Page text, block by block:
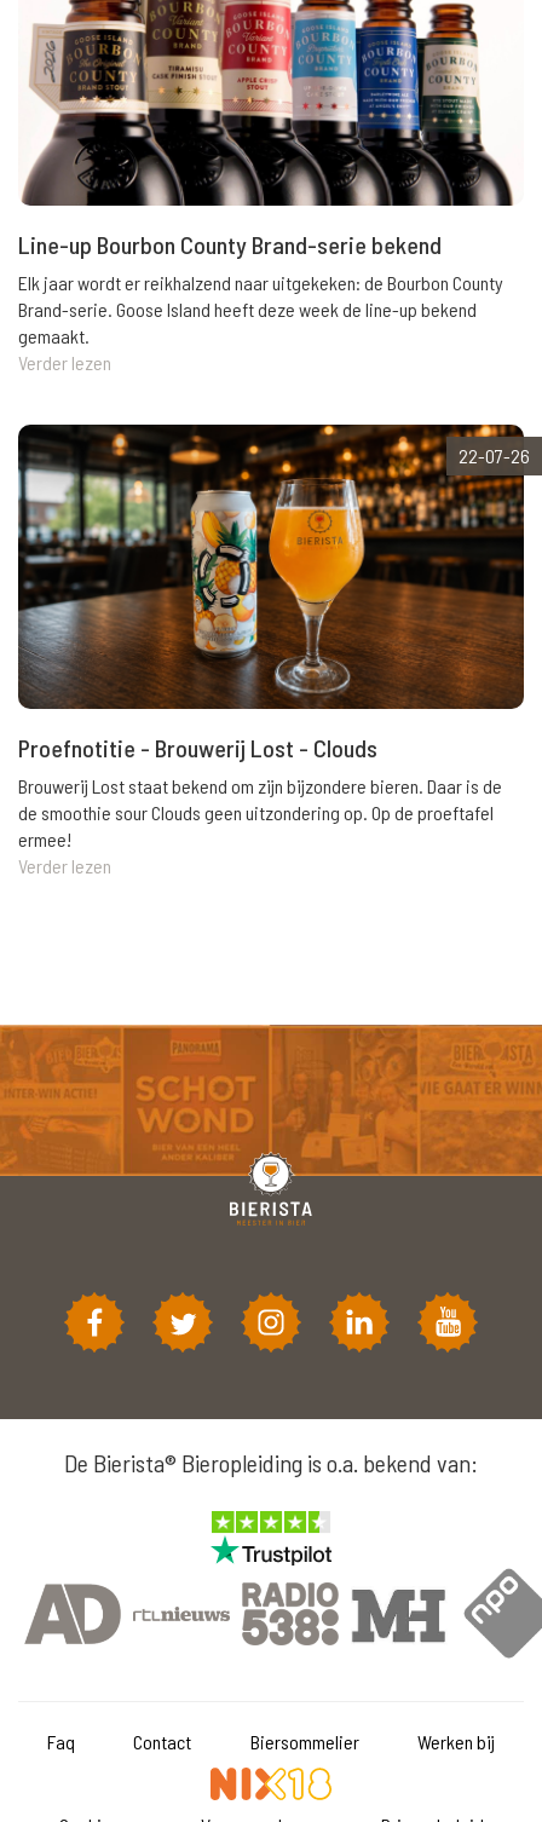
Line-up Bourbon County Brand-serie bekend
Elk jaar wordt er reikhalzend naar uitgekeken: de Bourbon County
Brand-serie. Goose Island heeft deze week de line-up bekend
gemaakt.
Verder lezen
22-07-26
Proefnotitie - Brouwerij Lost - Clouds
Brouwerij Lost staat bekend om zijn bijzondere bieren. Daar is de
de smoothie sour Clouds geen uitzondering op. Op de proeftafel
ermee!
Verder lezen
De Bierista® Bieropleiding is o.a. bekend van:
Faq Contact Biersommelier Werken bij